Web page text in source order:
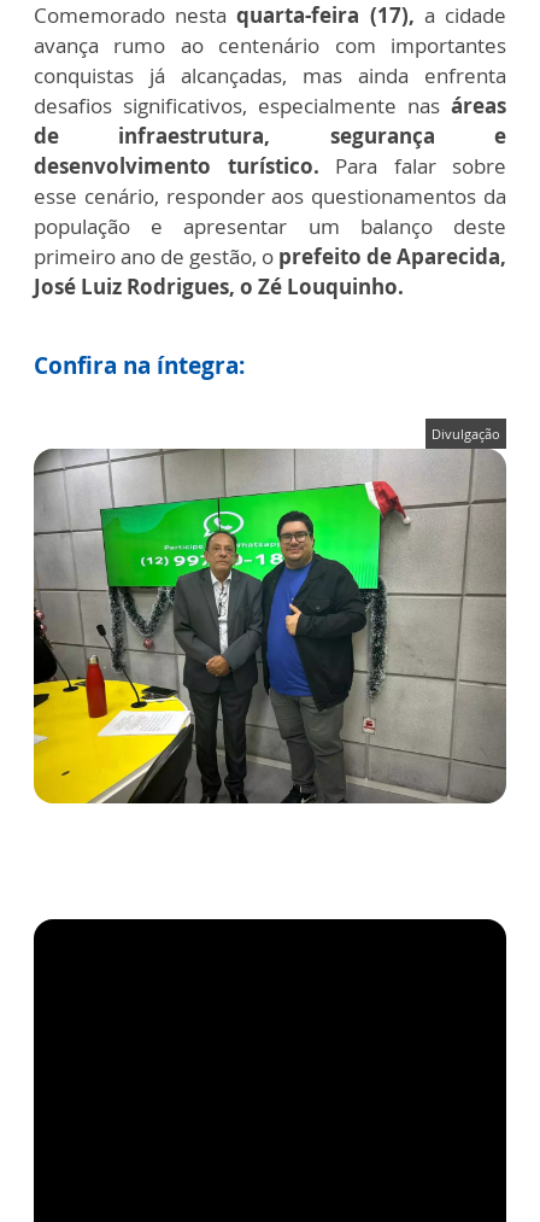
Comemorado nestaquarta-feira (17), a cidade
avança rumo ao centenário com importantes
conquistas já alcançadas, mas ainda enfrenta
desafios significativos, especialmente nas áreas
de infraestrutura, segurança e
desenvolvimento turístico. Para falar sobre
esse cenário, responder aos questionamentos da
população e apresentar um balanço deste
primeiro ano de gestão, o prefeito de Aparecida,
José Luiz Rodrigues, o Zé Louquinho.
Confira na íntegra:
Divulgação